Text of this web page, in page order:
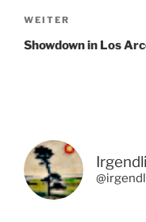
Nächster
Beitrag
WEITER
Showdown in Los